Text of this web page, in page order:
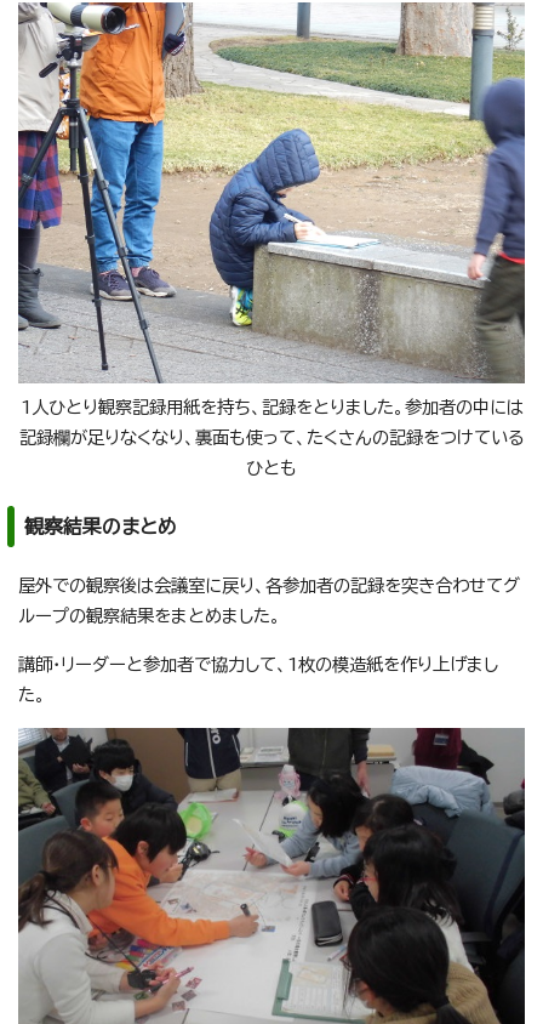
1人ひとり観察記録用紙を持ち、記録をとりました。参加者の中には
記録欄が足りなくなり、裏面も使って、たくさんの記録をつけている
ひとも
観察結果のまとめ
屋外での観察後は会議室に戻り、各参加者の記録を突き合わせてグ
ループの観察結果をまとめました。
講師・リーダーと参加者で協力して、1枚の模造紙を作り上げまし
た。